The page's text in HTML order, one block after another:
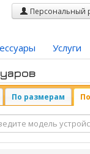
Персональный
Услуги
По размерам